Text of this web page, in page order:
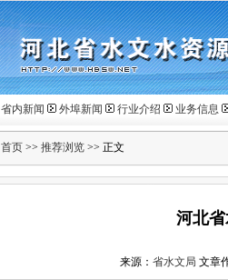
省内新闻 外埠新闻 行业介绍 业务信息
首页 >> 推荐浏览 >> 正文
河北
来源： 省水文局 文章